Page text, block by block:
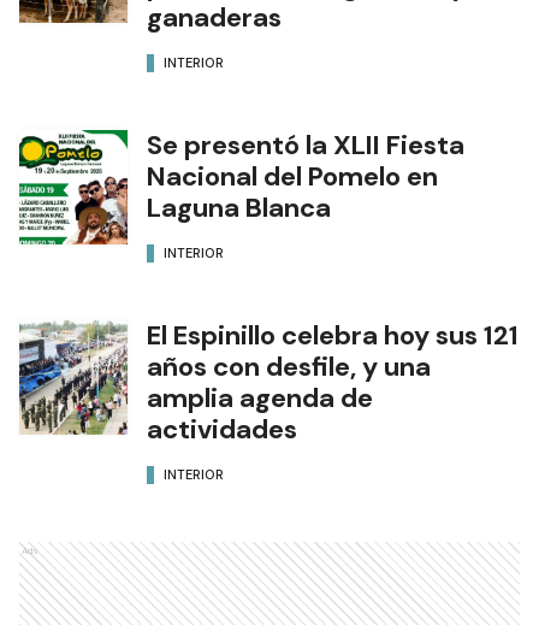
ganaderas
INTERIOR
Se presentó la XLII Fiesta
Nacional del Pomelo en
Laguna Blanca
INTERIOR
El Espinillo celebra hoy sus 121
años con desfile, y una
amplia agenda de
actividades
INTERIOR
Ads